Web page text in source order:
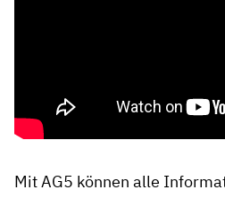
Mit AG5 können alle